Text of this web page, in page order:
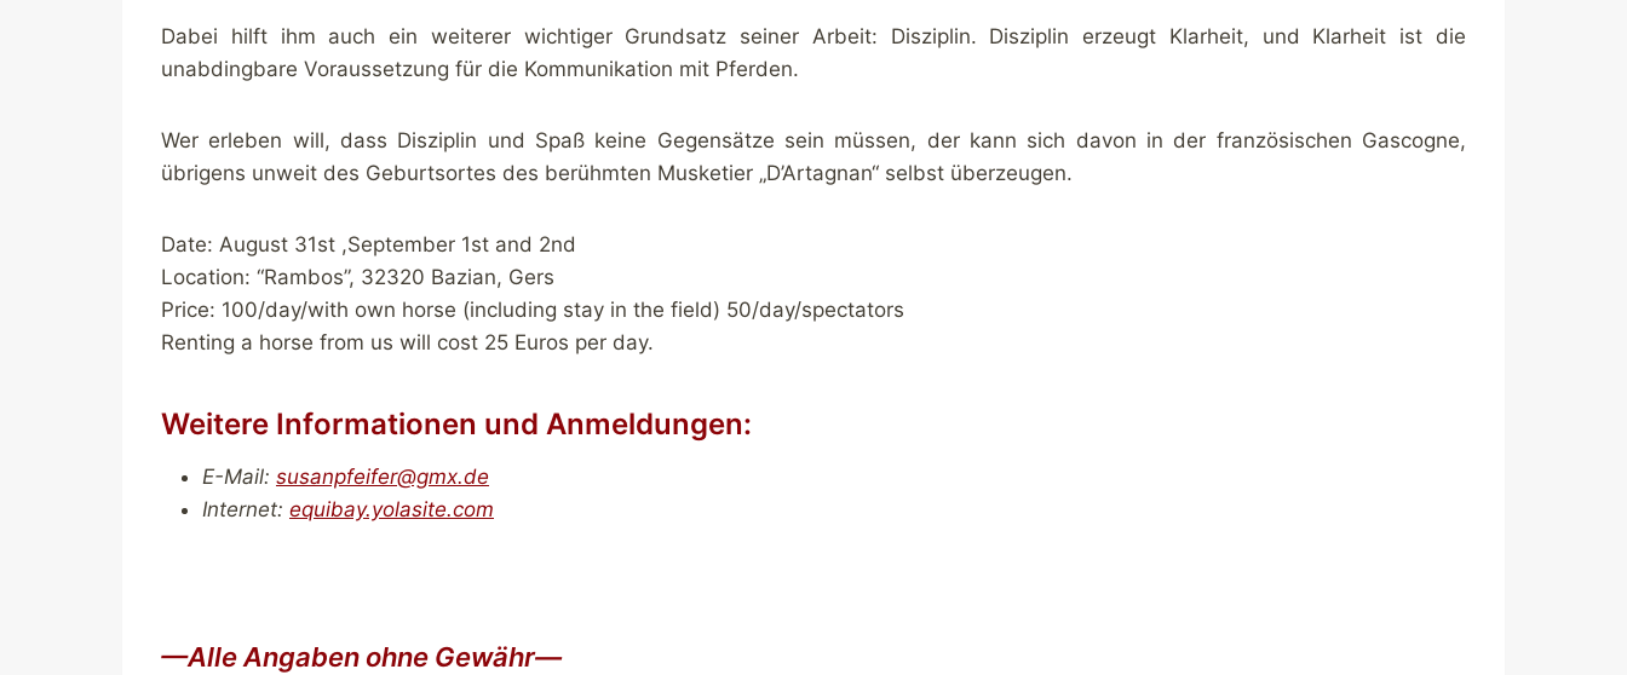
Dabei hilft ihm auch ein weiterer wichtiger Grundsatz seiner Arbeit: Disziplin. Disziplin erzeugt Klarheit, und Klarheit ist die
unabdingbare Voraussetzung für die Kommunikation mit Pferden.
Wer erleben will, dass Disziplin und Spaß keine Gegensätze sein müssen, der kann sich davon in der französischen Gascogne,
übrigens unweit des Geburtsortes des berühmten Musketier „D’Artagnan“ selbst überzeugen.
Date: August 31st ,September 1st and 2nd
Location: “Rambos”, 32320 Bazian, Gers
Price: 100/day/with own horse (including stay in the field) 50/day/spectators
Renting a horse from us will cost 25 Euros per day.
Weitere Informationen und Anmeldungen:
E-Mail: susanpfeifer@gmx.de
Internet: equibay.yolasite.com
—Alle Angaben ohne Gewähr—